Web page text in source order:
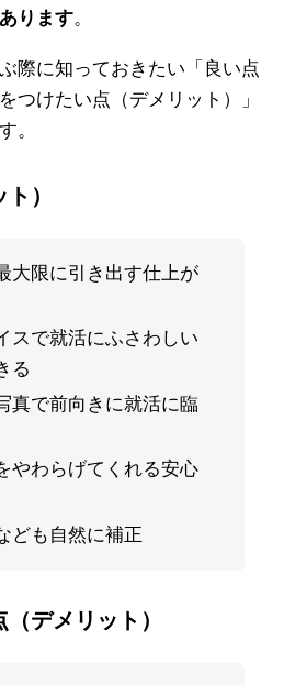
ります。
際に知っておきたい「良い点
つけたい点（デメリット）」
。
）
大限に引き出す仕上が
スで就活にふさわしい
る
真で前向きに就活に臨
やわらげてくれる安心
ども自然に補正
デメリット）